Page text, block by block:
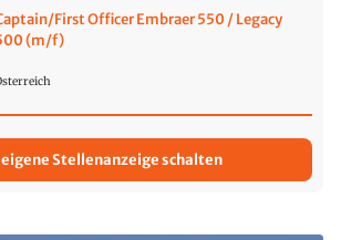
First Officer Embraer 550 / Legacy
(m/f)
Stellenanzeige schalten